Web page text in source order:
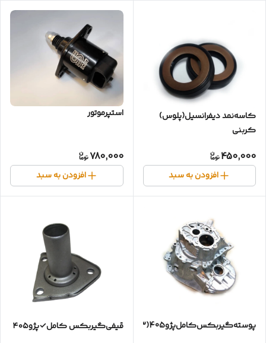
کاسه‌نمد دیفرانسیل(پلوس)
کربنی‌
450,000
افزودن به سبد
استپرموتور
780,000
افزودن به سبد
پوسته‌گیربکس‌کامل‌پژو405(۳تیکه) قیفی‌گیربکس‌ کامل✓پژو۴۰۵